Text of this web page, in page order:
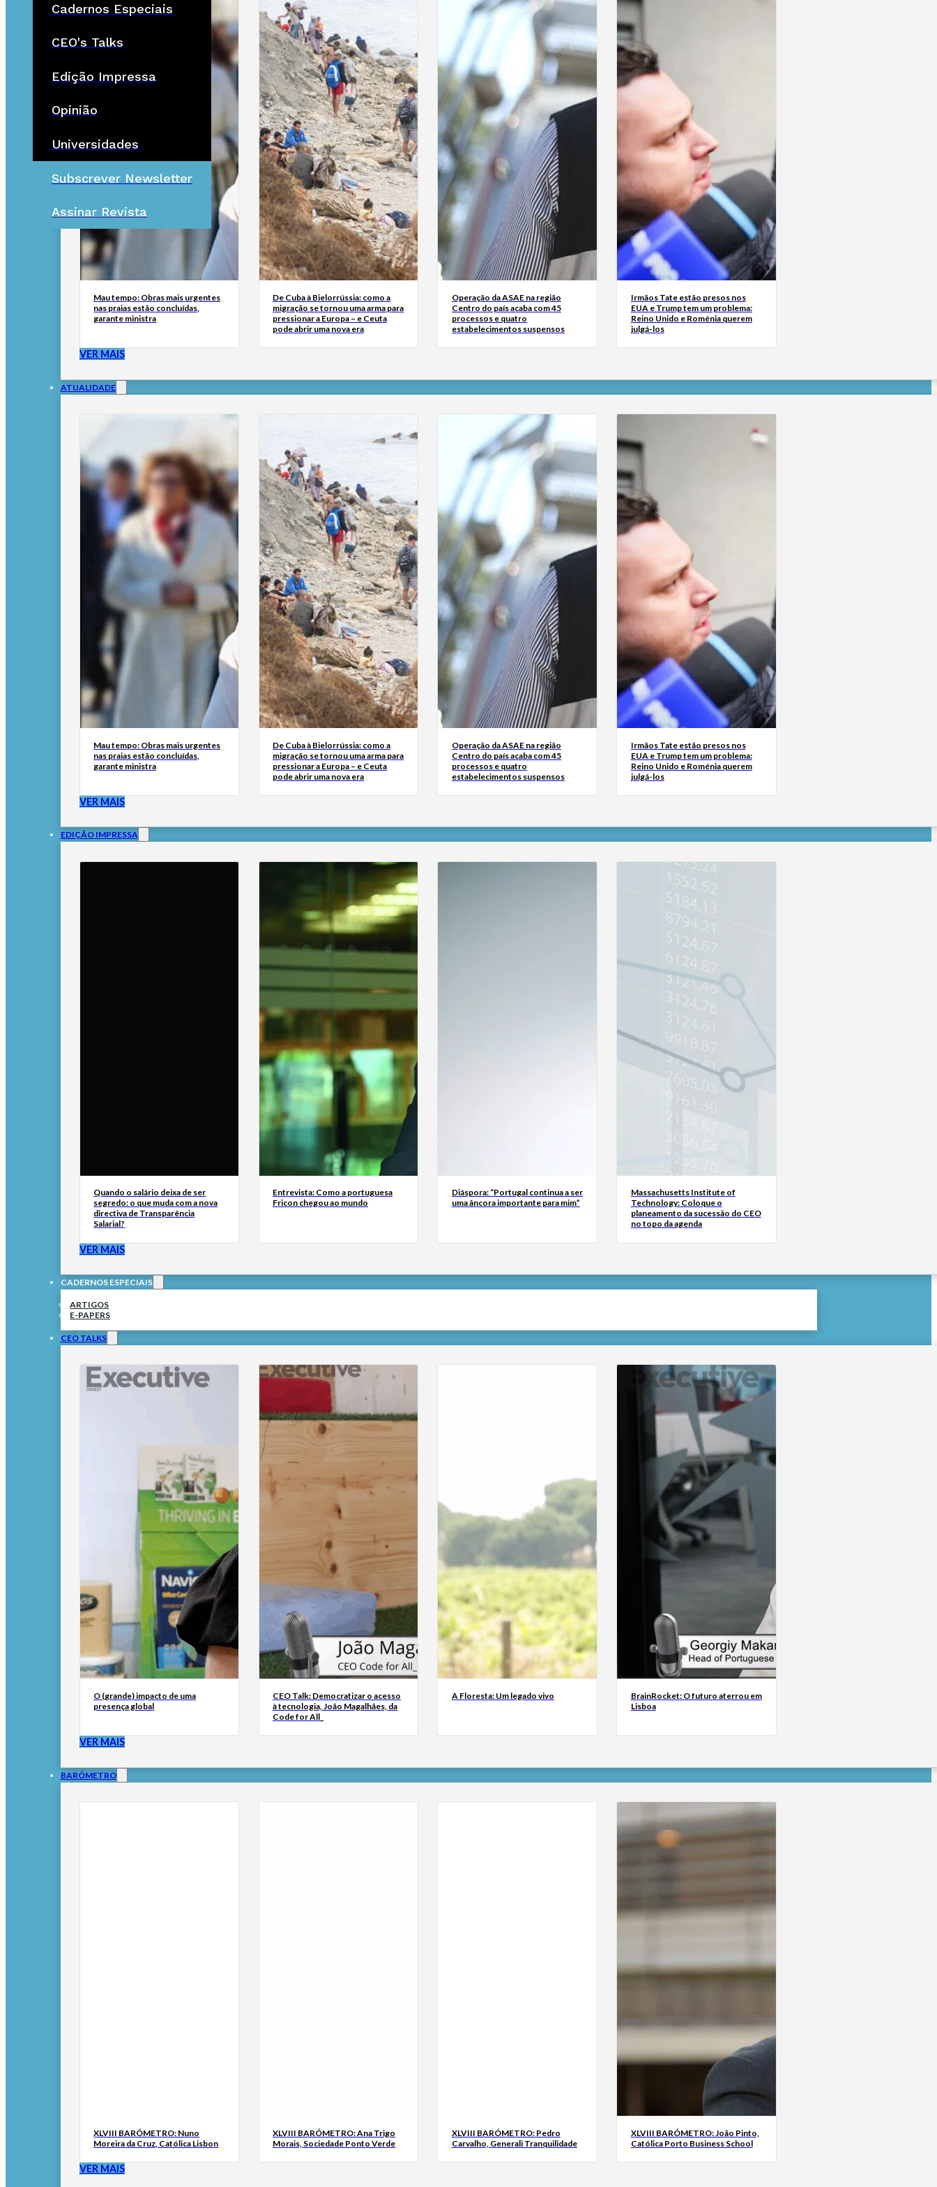
Cadernos Especiais
CEO's Talks
Edição Impressa
Opinião
Universidades
Subscrever Newsletter
Assinar Revista
Mau tempo: Obras mais urgentes
nas praias estão concluídas,
garante ministra
De Cuba à Bielorrússia: como a
migração se tornou uma arma para
pressionar a Europa – e Ceuta
pode abrir uma nova era
Operação da ASAE na região
Centro do país acaba com 45
processos e quatro
estabelecimentos suspensos
Irmãos Tate estão presos nos
EUA e Trump tem um problema:
Reino Unido e Roménia querem
julgá-los
VER MAIS
ATUALIDADE
Mau tempo: Obras mais urgentes
nas praias estão concluídas,
garante ministra
De Cuba à Bielorrússia: como a
migração se tornou uma arma para
pressionar a Europa – e Ceuta
pode abrir uma nova era
Operação da ASAE na região
Centro do país acaba com 45
processos e quatro
estabelecimentos suspensos
Irmãos Tate estão presos nos
EUA e Trump tem um problema:
Reino Unido e Roménia querem
julgá-los
VER MAIS
EDIÇÃO IMPRESSA
Quando o salário deixa de ser
segredo: o que muda com a nova
directiva de Transparência
Salarial?
Entrevista: Como a portuguesa
Fricon chegou ao mundo
Diáspora: “Portugal continua a ser
uma âncora importante para mim”
Massachusetts Institute of
Technology: Coloque o
planeamento da sucessão do CEO
no topo da agenda
VER MAIS
CADERNOS ESPECIAIS
ARTIGOS
E-PAPERS
CEO TALKS
O (grande) impacto de uma
presença global
CEO Talk: Democratizar o acesso
à tecnologia, João Magalhães, da
Code for All_
A Floresta: Um legado vivo
BrainRocket: O futuro aterrou em
Lisboa
VER MAIS
BARÓMETRO
XLVIII BARÓMETRO: Nuno
Moreira da Cruz, Católica Lisbon
XLVIII BARÓMETRO: Ana Trigo
Morais, Sociedade Ponto Verde
XLVIII BARÓMETRO: Pedro
Carvalho, Generali Tranquilidade
XLVIII BARÓMETRO: João Pinto,
Católica Porto Business School
VER MAIS